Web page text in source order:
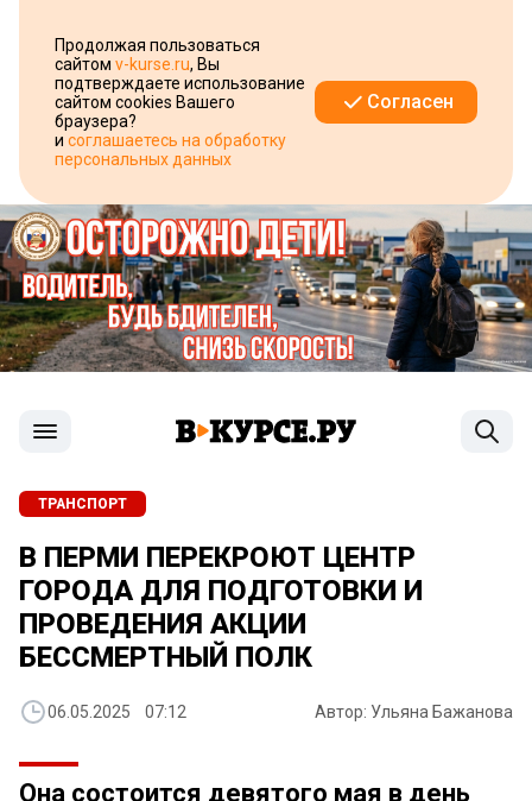
Продолжая пользоваться
сайтом v-kurse.ru, Вы
подтверждаете использование
сайтом cookies Вашего
браузера?
и соглашаетесь на обработку
персональных данных
Согласен
ТРАНСПОРТ
В ПЕРМИ ПЕРЕКРОЮТ ЦЕНТР
ГОРОДА ДЛЯ ПОДГОТОВКИ И
ПРОВЕДЕНИЯ АКЦИИ
БЕССМЕРТНЫЙ ПОЛК
06.05.2025 07:12 Автор: Ульяна Бажанова
Она состоится девятого мая в день